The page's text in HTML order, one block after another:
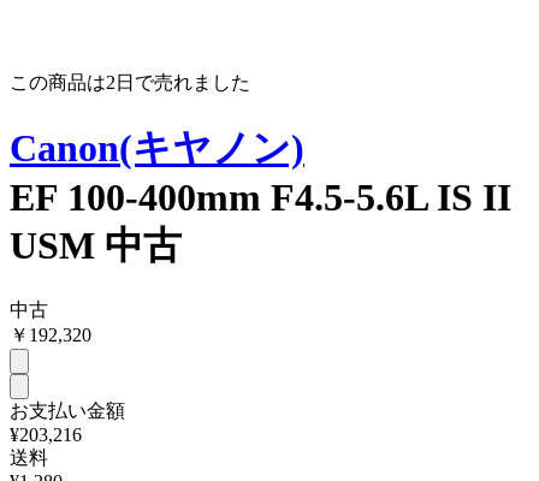
この商品は2日 で売れました
Canon(キヤノン)
EF 100-400mm F4.5-5.6L IS II
USM 中古
中古
￥ 192,320
お支払い金額
¥203,216
送料